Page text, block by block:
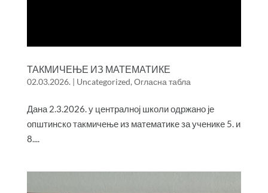
ТАКМИЧЕЊЕ ИЗ МАТЕМАТИКЕ
02.03.2026.| Uncategorized,Огласна табла
Дана 2.3.2026. у централној школи одржано је
општинско такмичење из математике за ученике 5. и
8....